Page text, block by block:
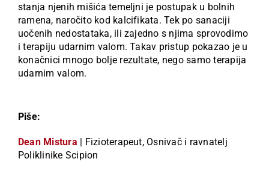
stanja njenih mišića temeljni je postupak u bolnih
ramena, naročito kod kalcifikata. Tek po sanaciji
uočenih nedostataka, ili zajedno s njima sprovodimo
i terapiju udarnim valom. Takav pristup pokazao je u
konačnici mnogo bolje rezultate, nego samo terapija
udarnim valom.
Piše:
Dean Mistura | Fizioterapeut, Osnivač i ravnatelj
Poliklinike Scipion